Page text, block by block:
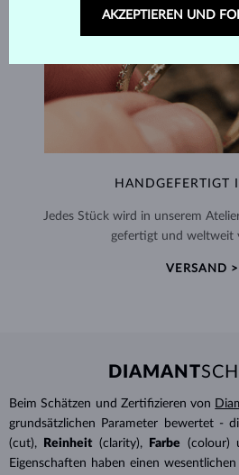
HANDGEFERTIGT
Jedes Stück wird in unserem
gefertigt und weltweit
VERSAND >
DIAMANT
Beim Schätzen und Zertifizieren von
grundsätzlichen Parameter bewertet -
(cut),
Reinheit (clarity), Farbe (colour)
Eigenschaften haben einen
AKZEPTIEREN UND